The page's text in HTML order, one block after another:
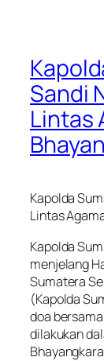
Sandi
Lintas
Kapolda
Lintas
Kapolda
menjelang
Sumatera
(Kapolda
doa
dilakukan